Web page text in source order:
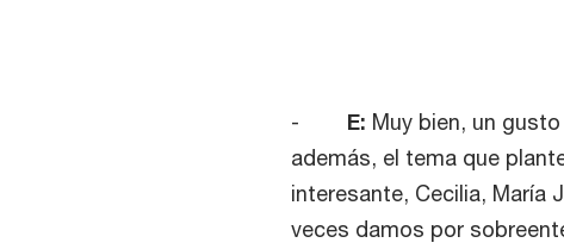
- E: Muy bien, un
además, el tema que
interesante, Cecilia, María
veces damos por